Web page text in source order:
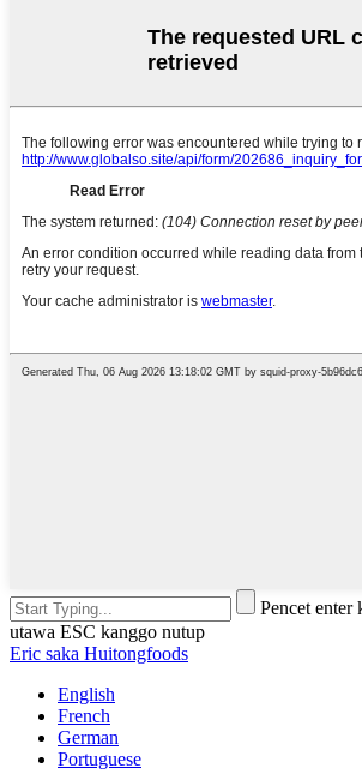
Pencet enter
utawa ESC kanggo nutup
Eric saka Huitongfoods
English
French
German
Portuguese